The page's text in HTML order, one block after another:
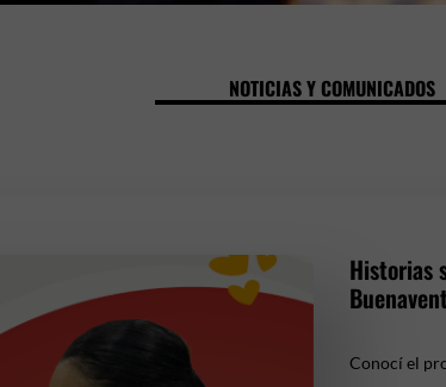
NOTICIAS Y COMUNICADOS
Historias
Conocí el